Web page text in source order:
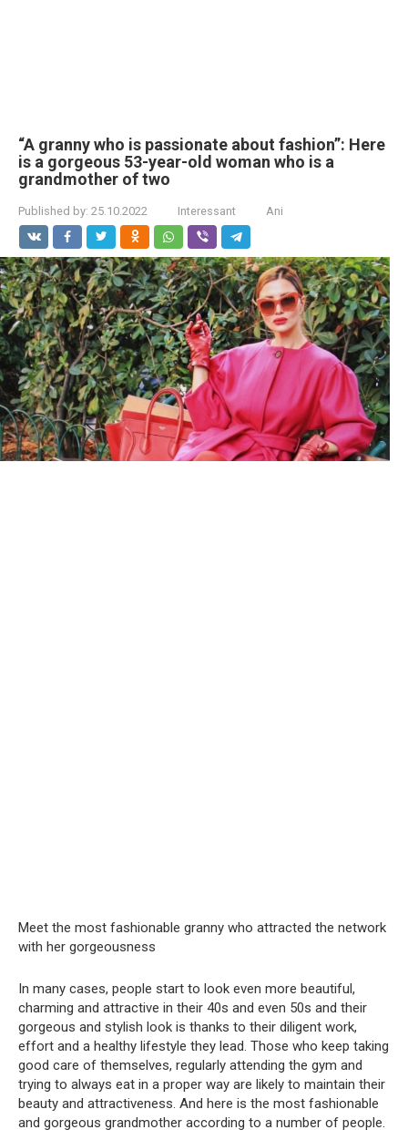
“A granny who is passionate about fashion”: Here
is a gorgeous 53-year-old woman who is a
grandmother of two
Published by: 25.10.2022 Interessant Ani
Meet the most fashionable granny who attracted the network
with her gorgeousness
In many cases, people start to look even more beautiful,
charming and attractive in their 40s and even 50s and their
gorgeous and stylish look is thanks to their diligent work,
effort and a healthy lifestyle they lead. Those who keep taking
good care of themselves, regularly attending the gym and
trying to always eat in a proper way are likely to maintain their
beauty and attractiveness. And here is the most fashionable
and gorgeous grandmother according to a number of people.